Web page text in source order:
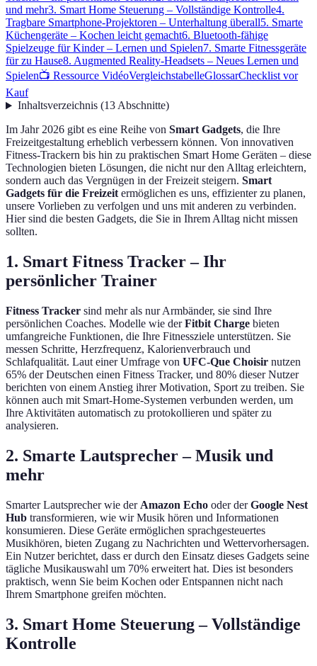
und mehr3. Smart Home Steuerung – Vollständige Kontrolle4.
Tragbare Smartphone-Projektoren – Unterhaltung überall5. Smarte
Küchengeräte – Kochen leicht gemacht6. Bluetooth-fähige
Spielzeuge für Kinder – Lernen und Spielen7. Smarte Fitnessgeräte
für zu Hause8. Augmented Reality-Headsets – Neues Lernen und
Spielen📺 Ressource VidéoVergleichstabelleGlossarChecklist vor
Kauf
Inhaltsverzeichnis(13Abschnitte)
Im Jahr 2026 gibt es eine Reihe von Smart Gadgets, die Ihre
Freizeitgestaltung erheblich verbessern können. Von innovativen
Fitness-Trackern bis hin zu praktischen Smart Home Geräten – diese
Technologien bieten Lösungen, die nicht nur den Alltag erleichtern,
sondern auch das Vergnügen in der Freizeit steigern. Smart
Gadgets für die Freizeitermöglichen es uns, effizienter zu planen,
unsere Vorlieben zu verfolgen und uns mit anderen zu verbinden.
Hier sind die besten Gadgets, die Sie in Ihrem Alltag nicht missen
sollten.
1. Smart Fitness Tracker – Ihr
persönlicher Trainer
Fitness Tracker sind mehr als nur Armbänder, sie sind Ihre
persönlichen Coaches. Modelle wie derFitbit Charge bieten
umfangreiche Funktionen, die Ihre Fitnessziele unterstützen. Sie
messen Schritte, Herzfrequenz, Kalorienverbrauch und
Schlafqualität. Laut einer Umfrage von UFC-Que Choisir nutzen
65% der Deutschen einen Fitness Tracker, und 80% dieser Nutzer
berichten von einem Anstieg ihrer Motivation, Sport zu treiben. Sie
können auch mit Smart-Home-Systemen verbunden werden, um
Ihre Aktivitäten automatisch zu protokollieren und später zu
analysieren.
2. Smarte Lautsprecher – Musik und
mehr
Smarter Lautsprecher wie der Amazon Echo oder derGoogle Nest
Hub transformieren, wie wir Musik hören und Informationen
konsumieren. Diese Geräte ermöglichen sprachgesteuertes
Musikhören, bieten Zugang zu Nachrichten und Wettervorhersagen.
Ein Nutzer berichtet, dass er durch den Einsatz dieses Gadgets seine
tägliche Musikauswahl um 70% erweitert hat. Dies ist besonders
praktisch, wenn Sie beim Kochen oder Entspannen nicht nach
Ihrem Smartphone greifen möchten.
3. Smart Home Steuerung – Vollständige
Kontrolle